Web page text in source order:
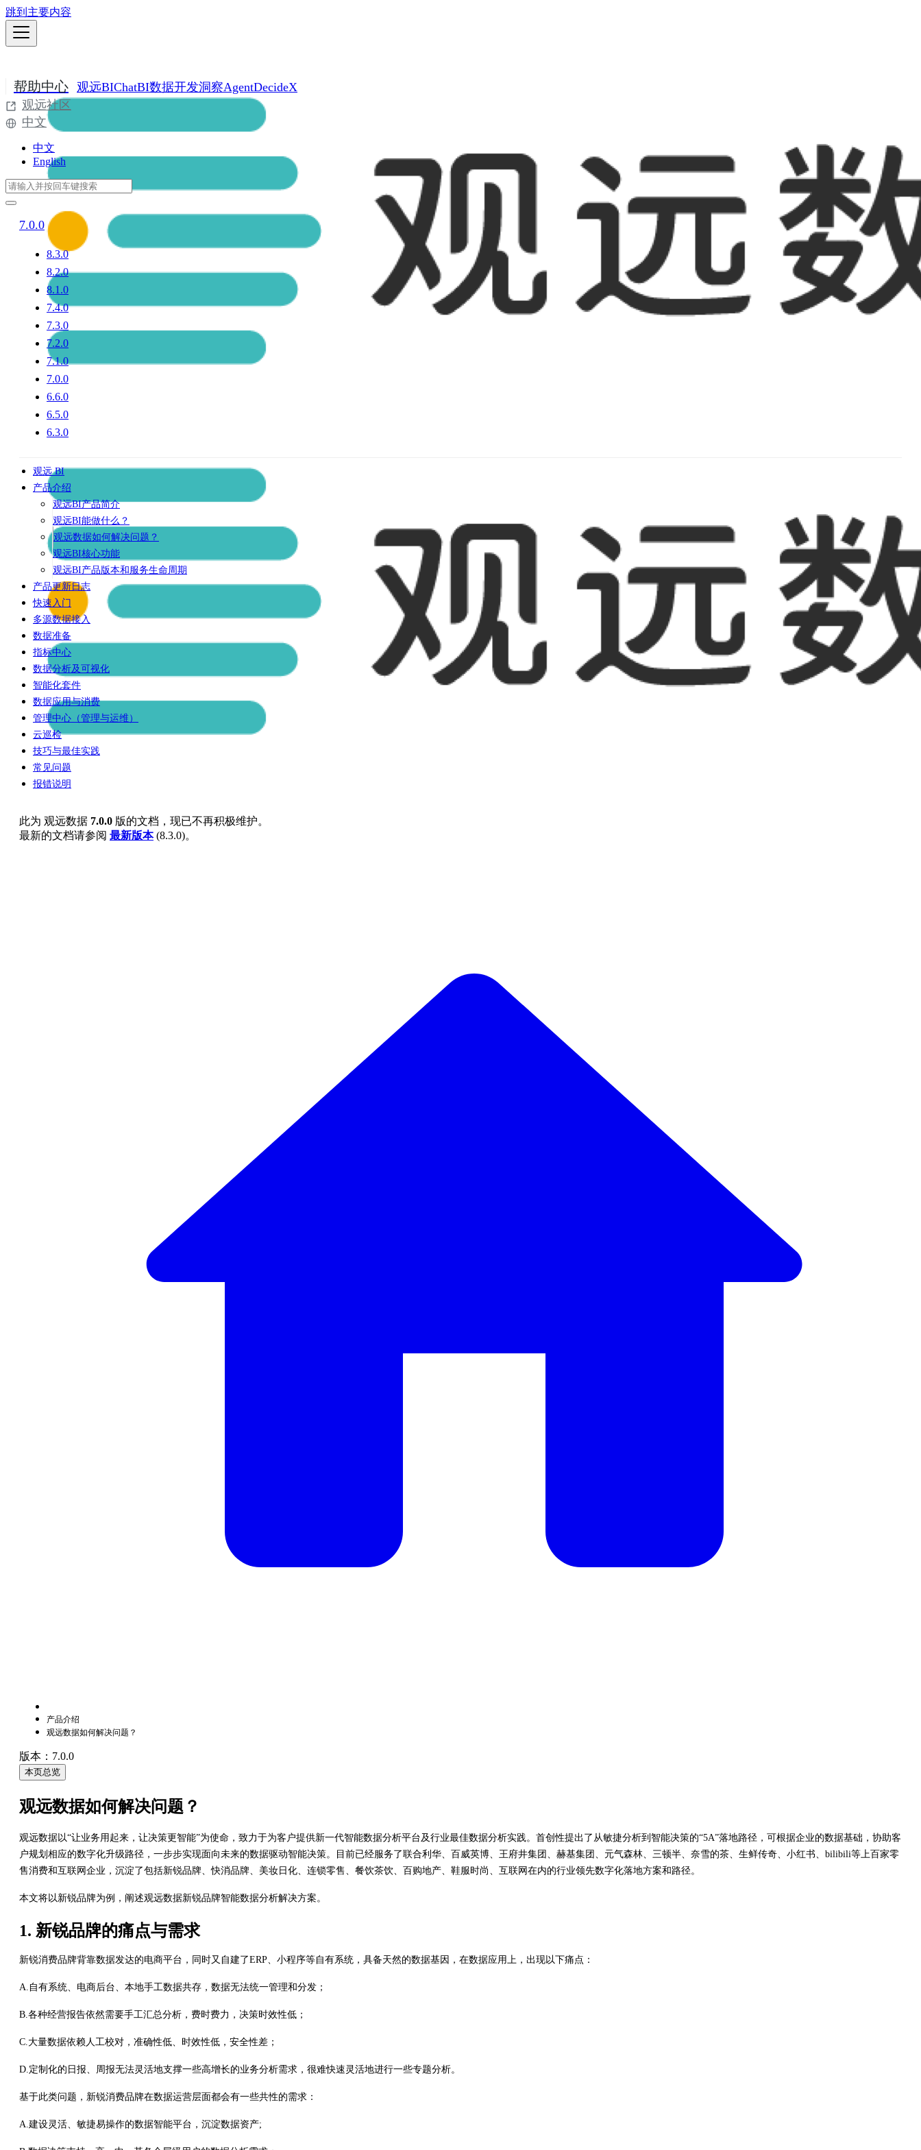
跳到主要内容
帮助中心 观远BIChatBI数据开发洞察AgentDecideX
观远社区
中文
中文
English
7.0.0
8.3.0
8.2.0
8.1.0
7.4.0
7.3.0
7.2.0
7.1.0
7.0.0
6.6.0
6.5.0
6.3.0
观远 BI
产品介绍
观远BI产品简介
观远BI能做什么？
观远数据如何解决问题？
观远BI核心功能
观远BI产品版本和服务生命周期
产品更新日志
快速入门
多源数据接入
数据准备
指标中心
数据分析及可视化
智能化套件
数据应用与消费
管理中心（管理与运维）
云巡检
技巧与最佳实践
常见问题
报错说明
此为 观远数据 7.0.0 版的文档，现已不再积极维护。
最新的文档请参阅 最新版本(8.3.0)。
产品介绍
观远数据如何解决问题？
版本：7.0.0
本页总览
观远数据如何解决问题？
观远数据以“让业务用起来，让决策更智能”为使命，致力于为客户提供新一代智能数据分析平台及行业最佳数据分析实践。首创性提出了从敏捷分析到智能决策的“5A”落地路径，可根据企业的数据基础，协助客
户规划相应的数字化升级路径，一步步实现面向未来的数据驱动智能决策。目前已经服务了联合利华、百威英博、王府井集团、赫基集团、元气森林、三顿半、奈雪的茶、生鲜传奇、小红书、bilibili等上百家零
售消费和互联网企业，沉淀了包括新锐品牌、快消品牌、美妆日化、连锁零售、餐饮茶饮、百购地产、鞋服时尚、互联网在内的行业领先数字化落地方案和路径。
本文将以新锐品牌为例，阐述观远数据新锐品牌智能数据分析解决方案。
1. 新锐品牌的痛点与需求
新锐消费品牌背靠数据发达的电商平台，同时又自建了ERP、小程序等自有系统，具备天然的数据基因，在数据应用上，出现以下痛点：
A.自有系统、电商后台、本地手工数据共存，数据无法统一管理和分发；
B.各种经营报告依然需要手工汇总分析，费时费力，决策时效性低；
C.大量数据依赖人工校对，准确性低、时效性低，安全性差；
D.定制化的日报、周报无法灵活地支撑一些高增长的业务分析需求，很难快速灵活地进行一些专题分析。
基于此类问题，新锐消费品牌在数据运营层面都会有一些共性的需求：
A.建设灵活、敏捷易操作的数据智能平台，沉淀数据资产;